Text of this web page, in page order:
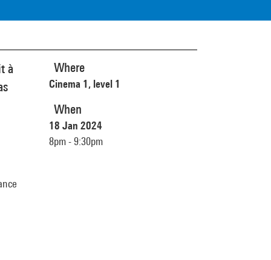
à
Where
Cinema 1, level 1
When
18 Jan 2024
8pm - 9:30pm